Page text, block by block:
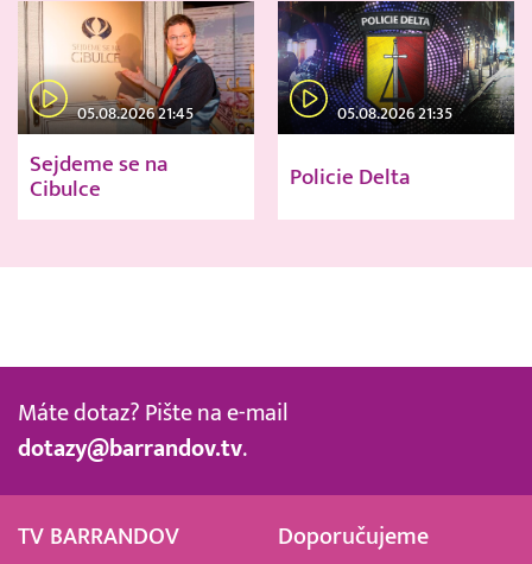
05.08.2026 21:45
Sejdeme se na
Cibulce
05.08.2026 21:35
Policie Delta
Máte dotaz? Pište na e-mail
dotazy@barrandov.tv.
TV BARRANDOV Doporučujeme